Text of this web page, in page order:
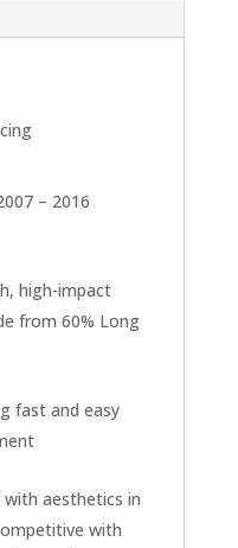
– 2016
high-impact
from 60% Long
fast and easy
with aesthetics in
with